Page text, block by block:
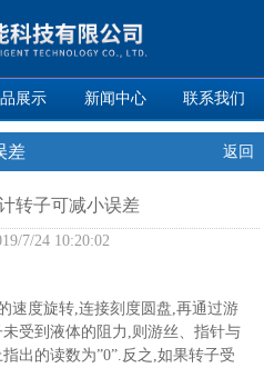
展示 新闻中心 联系我们
差 返回
转子可减小误差
7/24 10:20:02
速度旋转,连接刻度圆盘,再通过游
受到液体的阻力,则游丝、指针与
出的读数为”0”.反之,如果转子受